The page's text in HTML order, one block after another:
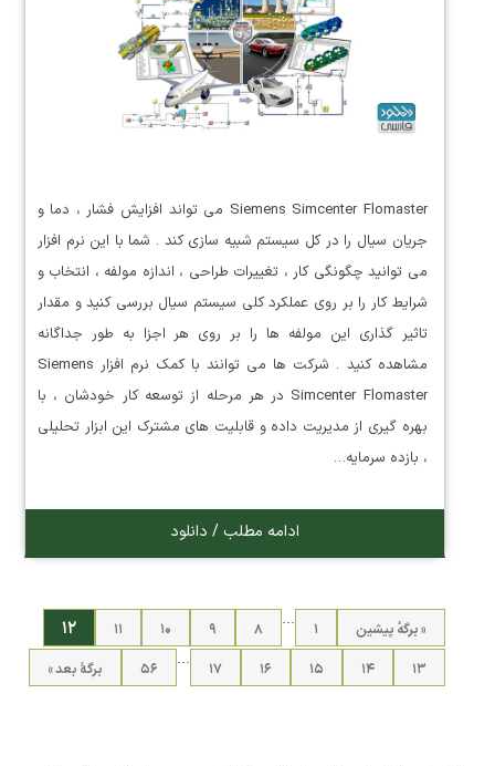
Siemens Simcenter Flomaster می تواند افزایش فشار ، دما و
جریان سیال را در کل سیستم شبیه سازی کند . شما با این نرم افزار
می توانید چگونگی کار ، تغییرات طراحی ، اندازه مولفه ، انتخاب و
شرایط کار را بر روی عملکرد کلی سیستم سیال بررسی کنید و مقدار
تاثیر گذاری این مولفه ها را بر روی هر اجزا به طور جداگانه
مشاهده کنید . شرکت ها می توانند با کمک نرم افزار Siemens
Simcenter Flomaster در هر مرحله از توسعه کار خودشان ، با
بهره گیری از مدیریت داده و قابلیت های مشترک این ابزار تحلیلی
، بازده سرمایه…
ادامه مطلب / دانلود
« برگه‌ٔ پیشین ۱
…
۸ ۹ ۱۰ ۱۱ ۱۲
۱۳ ۱۴ ۱۵ ۱۶ ۱۷
…
۵۶ برگهٔ بعد »